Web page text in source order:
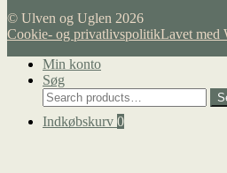
© Ulven og Uglen 2026
Cookie- og privatlivspolitikLavet med
Min konto
Søg
Search
for:
Indkøbskurv 0